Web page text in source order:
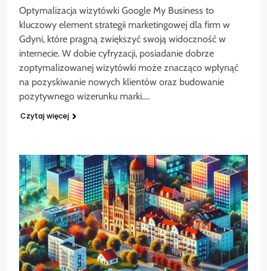
Optymalizacja wizytówki Google My Business to
kluczowy element strategii marketingowej dla firm w
Gdyni, które pragną zwiększyć swoją widoczność w
internecie. W dobie cyfryzacji, posiadanie dobrze
zoptymalizowanej wizytówki może znacząco wpłynąć
na pozyskiwanie nowych klientów oraz budowanie
pozytywnego wizerunku marki….
Czytaj więcej